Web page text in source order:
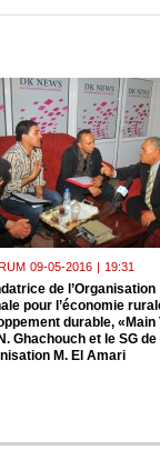
09-05-2016 | 19:31
de l’Organisation
pour l’économie
durable, «Main
Ghachouch et le SG de
M. El Amari